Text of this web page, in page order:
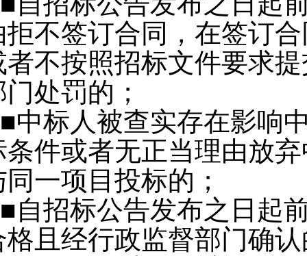
拒不签订合同，在签订
者不按照招标文件要求
处罚的；
■中标人被查实存在影响
条件或者无正当理由放
同一项目投标的；
■自招标公告发布之日起
格且经行政监督部门确